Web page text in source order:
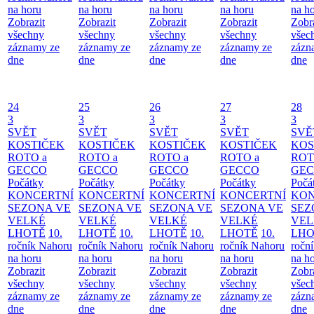
na horu
Zobrazit
všechny
záznamy ze
dne
na horu
Zobrazit
všechny
záznamy ze
dne
na horu
Zobrazit
všechny
záznamy ze
dne
na horu
Zobrazit
všechny
záznamy ze
dne
na
dne
24
3
SVĚT
KOSTIČEK
ROTO a
GECCO
Počátky
KONCERTNÍ
SEZONA VE
VELKÉ
LHOTĚ 10.
ročník Nahoru
na horu
Zobrazit
všechny
záznamy ze
dne
25
3
SVĚT
KOSTIČEK
ROTO a
GECCO
Počátky
KONCERTNÍ
SEZONA VE
VELKÉ
LHOTĚ 10.
ročník Nahoru
na horu
Zobrazit
všechny
záznamy ze
dne
26
3
SVĚT
KOSTIČEK
ROTO a
GECCO
Počátky
KONCERTNÍ
SEZONA VE
VELKÉ
LHOTĚ 10.
ročník Nahoru
na horu
Zobrazit
všechny
záznamy ze
dne
27
3
SVĚT
KOSTIČEK
ROTO a
GECCO
Počátky
KONCERTNÍ
SEZONA VE
VELKÉ
LHOTĚ 10.
ročník Nahoru
na horu
Zobrazit
všechny
záznamy ze
dne
28
3
na
dne